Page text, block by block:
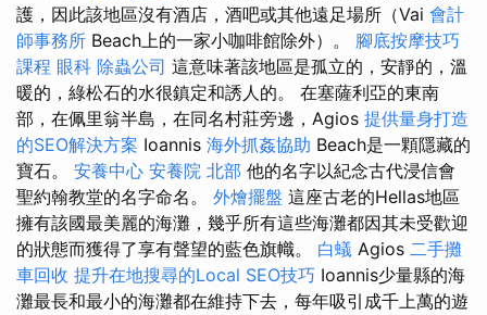
護，因此該地區沒有酒店，酒吧或其他遠足場所（Vai 會計
師事務所 Beach上的一家小咖啡館除外）。 腳底按摩技巧
課程 眼科 除蟲公司 這意味著該地區是孤立的，安靜的，溫
暖的，綠松石的水很鎮定和誘人的。 在塞薩利亞的東南
部，在佩里翁半島，在同名村莊旁邊，Agios 提供量身打造
的SEO解決方案 Ioannis 海外抓姦協助 Beach是一顆隱藏的
寶石。 安養中心 安養院 北部 他的名字以紀念古代浸信會
聖約翰教堂的名字命名。 外燴擺盤 這座古老的Hellas地區
擁有該國最美麗的海灘，幾乎所有這些海灘都因其未受歡迎
的狀態而獲得了享有聲望的藍色旗幟。 白蟻 Agios 二手攤
車回收 提升在地搜尋的Local SEO技巧 Ioannis少量縣的海
灘最長和最小的海灘都在維持下去，每年吸引成千上萬的遊